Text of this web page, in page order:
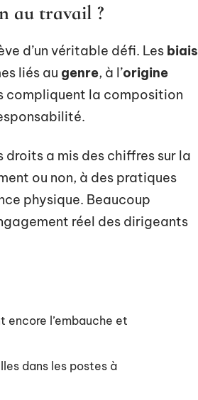
au travail ?
d’un véritable défi. Les biais
liés au genre, à l’origine
compliquent la composition
droits a mis des chiffres sur la
ou non, à des pratiques
physique. Beaucoup
réel des dirigeants
encore l’embauche et
dans les postes à